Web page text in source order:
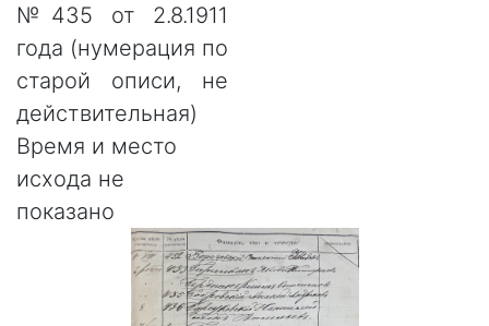
№435 от 2.8.1911
года (нумерация по
старой описи, не
действительная)
Время и место
исхода не
показано